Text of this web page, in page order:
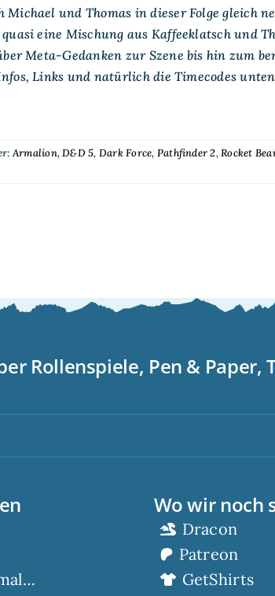
Michael und Thomas in dieser Folge gleich
quasi eine Mischung aus Kaffeeklatsch und
Meta-Gedanken zur Szene bis hin zum
Links und natürlich die Timecodes
Armalion,D&D 5, Dark Force, Pathfinder 2,Rocket
Rollenspiele, Pen &
Wo wir noch
Dracon
Patreon
GetShirts